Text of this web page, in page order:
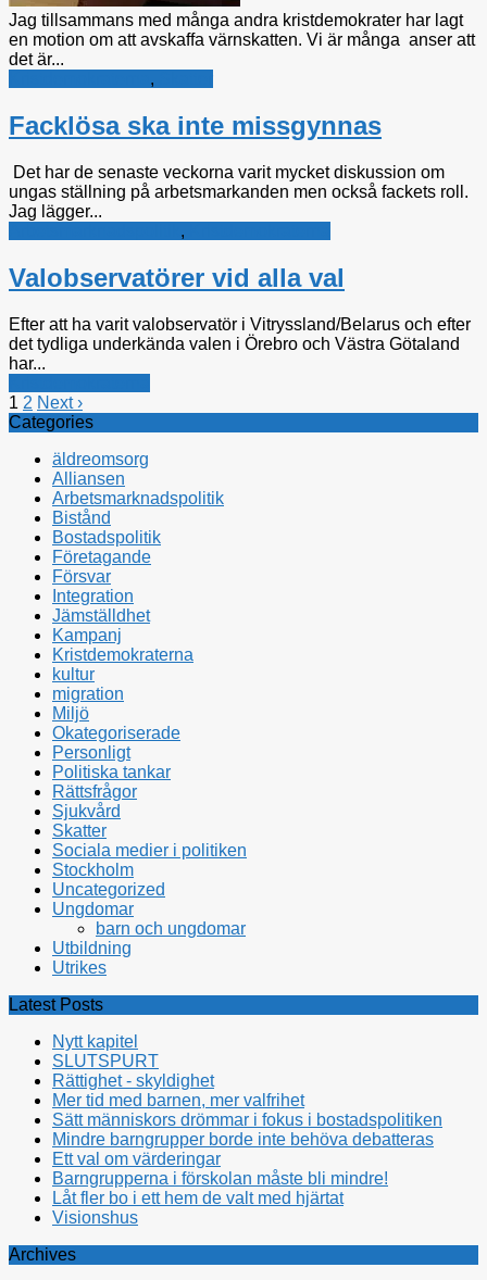
Jag tillsammans med många andra kristdemokrater har lagt
en motion om att avskaffa värnskatten. Vi är många anser att
det är...
,
Facklösa ska inte missgynnas
Det har de senaste veckorna varit mycket diskussion om
ungas ställning på arbetsmarkanden men också fackets roll.
Jag lägger...
,
Valobservatörer vid alla val
Efter att ha varit valobservatör i Vitryssland/Belarus och efter
det tydliga underkända valen i Örebro och Västra Götaland
har...
1 2 Next ›
Categories
äldreomsorg
Alliansen
Arbetsmarknadspolitik
Bistånd
Bostadspolitik
Företagande
Försvar
Integration
Jämställdhet
Kampanj
Kristdemokraterna
kultur
migration
Miljö
Okategoriserade
Personligt
Politiska tankar
Rättsfrågor
Sjukvård
Skatter
Sociala medier i politiken
Stockholm
Uncategorized
Ungdomar
barn och ungdomar
Utbildning
Utrikes
Latest Posts
Nytt kapitel
SLUTSPURT
Rättighet - skyldighet
Mer tid med barnen, mer valfrihet
Sätt människors drömmar i fokus i bostadspolitiken
Mindre barngrupper borde inte behöva debatteras
Ett val om värderingar
Barngrupperna i förskolan måste bli mindre!
Låt fler bo i ett hem de valt med hjärtat
Visionshus
Archives